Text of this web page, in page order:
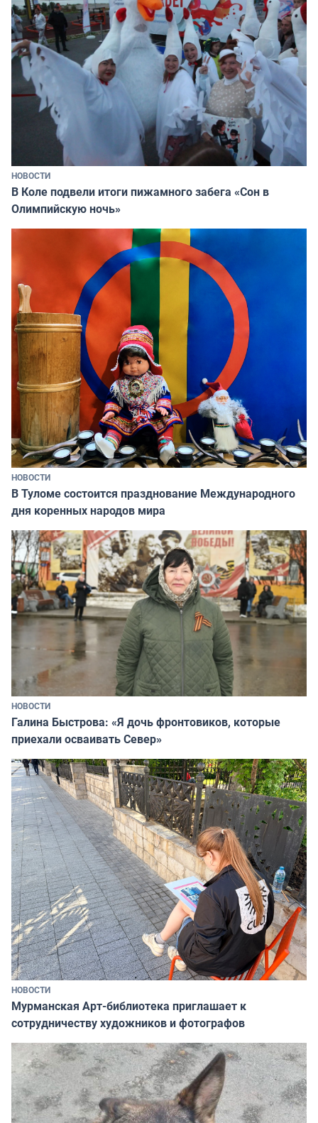
НОВОСТИ
В Коле подвели итоги пижамного забега «Сон в
Олимпийскую ночь»
НОВОСТИ
В Туломе состоится празднование Международного
дня коренных народов мира
НОВОСТИ
Галина Быстрова: «Я дочь фронтовиков, которые
приехали осваивать Север»
НОВОСТИ
Мурманская Арт-библиотека приглашает к
сотрудничеству художников и фотографов